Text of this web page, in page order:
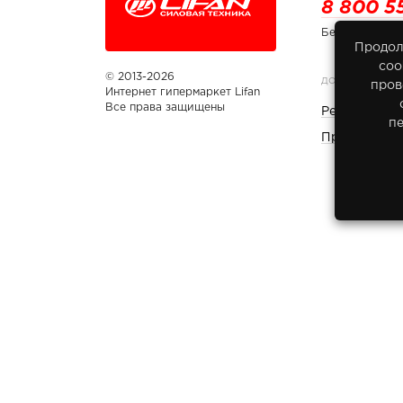
© 2013-2026
Интернет гипермаркет Lifan
Все права защищены
8 800
Бесплатно по
ДОКУМЕНТЫ
Реквизиты
Правовая